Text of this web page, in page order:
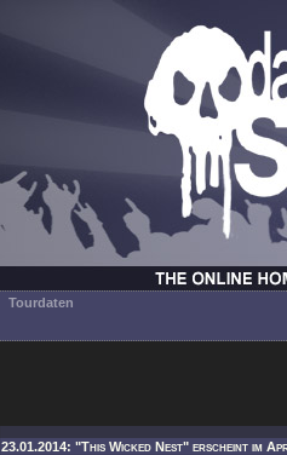
Tourdaten
23.01.2014: "This Wicked Nest" erscheint im